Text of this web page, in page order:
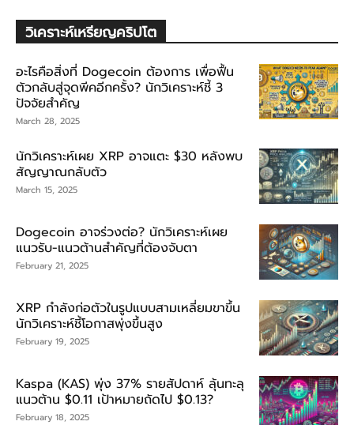
วิเคราะห์เหรียญคริปโต
อะไรคือสิ่งที่ Dogecoin ต้องการ เพื่อฟื้น
ตัวกลับสู่จุดพีคอีกครั้ง? นักวิเคราะห์ชี้ 3
ปัจจัยสำคัญ
March 28, 2025
นักวิเคราะห์เผย XRP อาจแตะ $30 หลังพบ
สัญญาณกลับตัว
March 15, 2025
Dogecoin อาจร่วงต่อ? นักวิเคราะห์เผย
แนวรับ-แนวต้านสำคัญที่ต้องจับตา
February 21, 2025
XRP กำลังก่อตัวในรูปแบบสามเหลี่ยมขาขึ้น
นักวิเคราะห์ชี้โอกาสพุ่งขึ้นสูง
February 19, 2025
Kaspa (KAS) พุ่ง 37% รายสัปดาห์ ลุ้นทะลุ
แนวต้าน $0.11 เป้าหมายถัดไป $0.13?
February 18, 2025